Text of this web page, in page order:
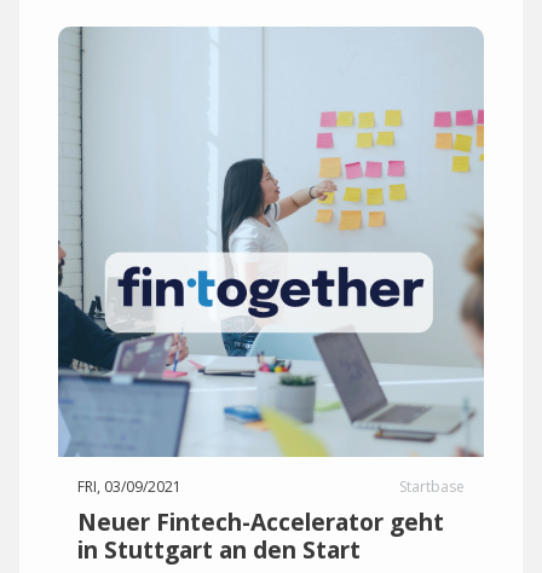
FRI, 03/09/2021 Startbase
Neuer Fintech-Accelerator geht
in Stuttgart an den Start